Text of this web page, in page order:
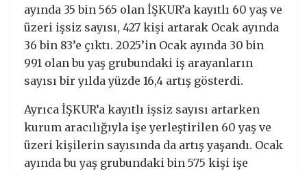
ayında 35 bin 565 olan İŞKUR’a kayıtlı 60 yaş ve
üzeri işsiz sayısı, 427 kişi artarak Ocak ayında
36 bin 83’e çıktı. 2025’in Ocak ayında 30 bin
991 olan bu yaş grubundaki iş arayanların
sayısı bir yılda yüzde 16,4 artış gösterdi.
Ayrıca İŞKUR’a kayıtlı işsiz sayısı artarken
kurum aracılığıyla işe yerleştirilen 60 yaş ve
üzeri kişilerin sayısında da artış yaşandı. Ocak
ayında bu yaş grubundaki bin 575 kişi işe